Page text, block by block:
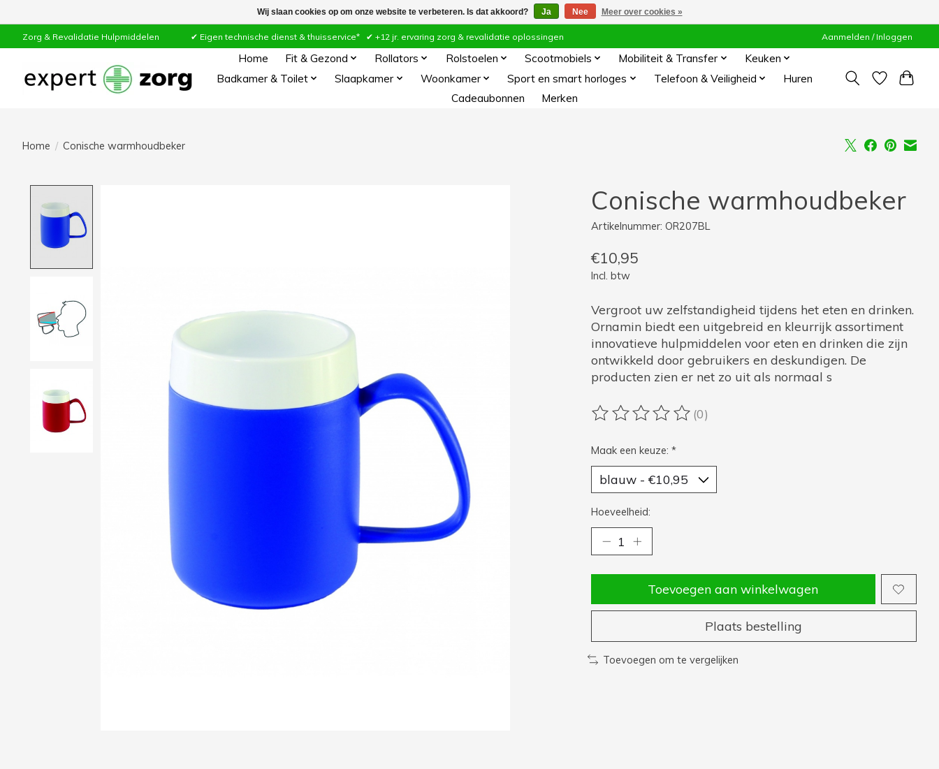
Zorg & Revalidatie Hulpmiddelen ✔ Eigen technische dienst & thuisservice* ✔ +12 jr. ervaring zorg & revalidatie oplossingen Aanmelden / Inloggen
Home Fit & Gezond Rollators Rolstoelen Scootmobiels Mobiliteit & Transfer
Keuken
Badkamer & Toilet
Slaapkamer Woonkamer Sport en smart horloges Telefoon & Veiligheid
Huren
Cadeaubonnen
Merken
Home / Conische warmhoudbeker
Conische warmhoudbeker
Artikelnummer: OR207BL
€10,95
Incl. btw
Vergroot uw zelfstandigheid tijdens het eten en drinken.
Ornamin biedt een uitgebreid en kleurrijk assortiment
innovatieve hulpmiddelen voor eten en drinken die zijn
ontwikkeld door gebruikers en deskundigen. De
producten zien er net zo uit als normaal s
De beoordeling van dit product is
(0)
Maak een keuze: *
Hoeveelheid:
Toevoegen aan winkelwagen
Plaats bestelling
Toevoegen om te vergelijken
Wij slaan cookies op om onze website te verbeteren. Is dat akkoord? Ja Nee Meer over cookies »